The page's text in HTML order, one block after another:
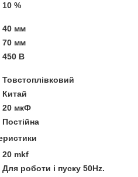
10 %
40 мм
70 мм
450 В
Товстоплівковий
Китай
20 мкФ
Постійна
20 mkf
Для роботи і пуску 50Hz.